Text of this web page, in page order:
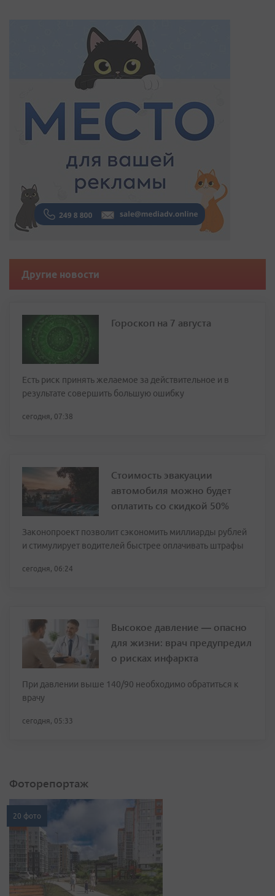
Другие новости
Гороскоп на 7 августа
Есть риск принять желаемое за действительное и в
результате совершить большую ошибку
сегодня, 07:38
Стоимость эвакуации
автомобиля можно будет
оплатить со скидкой 50%
Законопроект позволит сэкономить миллиарды рублей
и стимулирует водителей быстрее оплачивать штрафы
сегодня, 06:24
Высокое давление — опасно
для жизни: врач предупредил
о рисках инфаркта
При давлении выше 140/90 необходимо обратиться к
врачу
сегодня, 05:33
Фоторепортаж
20 фото